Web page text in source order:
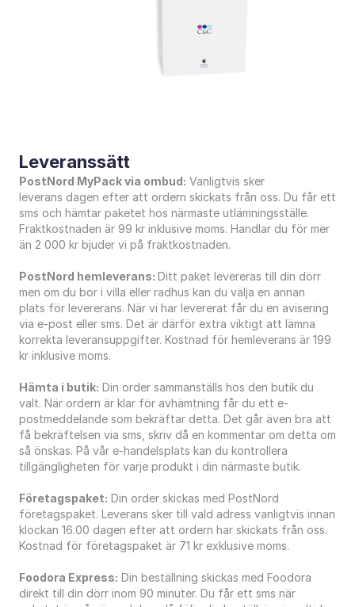
Leveranssätt
PostNord MyPack via ombud: Vanligtvis sker
leverans dagen efter att ordern skickats från oss. Du får ett
sms och hämtar paketet hos närmaste utlämningsställe.
Fraktkostnaden är 99 kr inklusive moms. Handlar du för mer
än 2 000 kr bjuder vi på fraktkostnaden.
PostNord hemleverans: Ditt paket levereras till din dörr
men om du bor i villa eller radhus kan du välja en annan
plats för levererans. När vi har levererat får du en avisering
via e-post eller sms. Det är därför extra viktigt att lämna
korrekta leveransuppgifter. Kostnad för hemleverans är 199
kr inklusive moms.
Hämta i butik: Din order sammanställs hos den butik du
valt. När ordern är klar för avhämtning får du ett e-
postmeddelande som bekräftar detta. Det går även bra att
få bekräftelsen via sms, skriv då en kommentar om detta om
så önskas. På vår e-handelsplats kan du kontrollera
tillgängligheten för varje produkt i din närmaste butik.
Företagspaket: Din order skickas med PostNord
företagspaket. Leverans sker till vald adress vanligtvis innan
klockan 16.00 dagen efter att ordern har skickats från oss.
Kostnad för företagspaket är 71 kr exklusive moms.
Foodora Express: Din beställning skickas med Foodora
direkt till din dörr inom 90 minuter. Du får ett sms när